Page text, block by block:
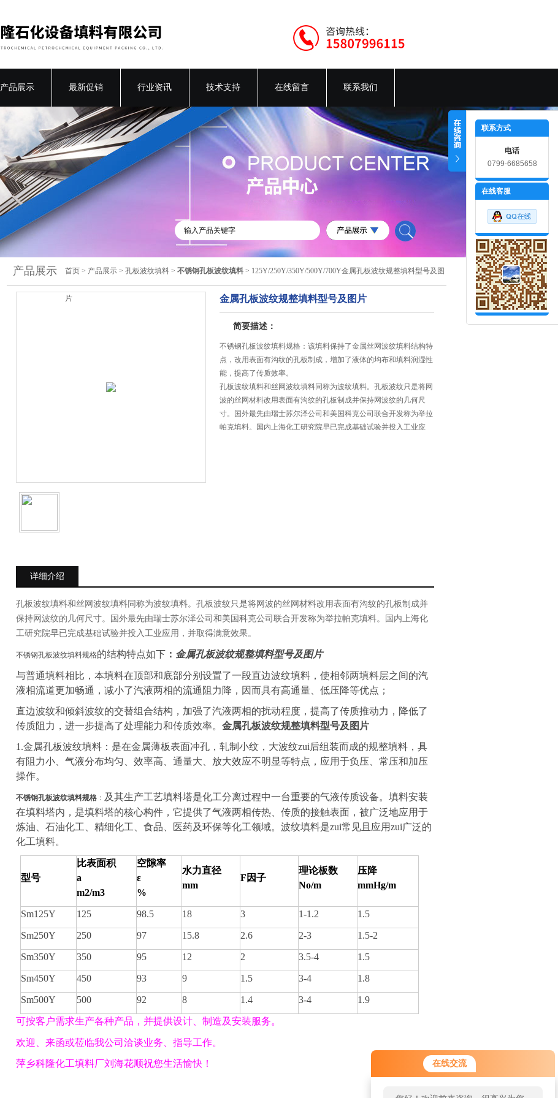
在线交流
产品展示 最新促销 行业资讯 技术支持 在线留言 联系我们
产品展示 首页 > 产品展示 > 孔板波纹填料 > 不锈钢孔板波纹填料 > 125Y/250Y/350Y/500Y/700Y金属孔板波纹规整填料型号及图
片 金属孔板波纹规整填料型号及图片
简要描述：
不锈钢孔板波纹填料规格：该填料保持了金属丝网波纹填料结构特
点，改用表面有沟纹的孔板制成，增加了液体的均布和填料润湿性
能，提高了传质效率。
孔板波纹填料和丝网波纹填料同称为波纹填料。孔板波纹只是将网
波的丝网材料改用表面有沟纹的孔板制成并保持网波纹的几何尺
寸。国外最先由瑞士苏尔泽公司和美国科克公司联合开发称为举拉
帕克填料。国内上海化工研究院早已完成基础试验并投入工业应
详细介绍
孔板波纹填料和丝网波纹填料同称为波纹填料。孔板波纹只是将网波的丝网材料改用表面有沟纹的孔板制成并
保持网波纹的几何尺寸。国外最先由瑞士苏尔泽公司和美国科克公司联合开发称为举拉帕克填料。国内上海化
工研究院早已完成基础试验并投入工业应用，并取得满意效果。
不锈钢孔板波纹填料规格的结构特点如下 ： 金属孔板波纹规整填料型号及图片
与普通填料相比，本填料在顶部和底部分别设置了一段直边波纹填料，使相邻两填料层之间的汽
液相流道更加畅通，减小了汽液两相的流通阻力降，因而具有高通量、低压降等优点；
直边波纹和倾斜波纹的交替组合结构，加强了汽液两相的扰动程度，提高了传质推动力，降低了
传质阻力，进一步提高了处理能力和传质效率。 金属孔板波纹规整填料型号及图片
1.金属孔板波纹填料：是在金属薄板表面冲孔，轧制小纹，大波纹zui后组装而成的规整填料，具
有阻力小、气液分布均匀、效率高、通量大、放大效应不明显等特点，应用于负压、常压和加压
操作。
不锈钢孔板波纹填料规格 ： 及其生产工艺填料塔是化工分离过程中一台重要的气液传质设备。填料安装
在填料塔内，是填料塔的核心构件，它提供了气液两相传热、传质的接触表面，被广泛地应用于
炼油、石油化工、精细化工、食品、医药及环保等化工领域。波纹填料是zui常见且应用zui广泛的
化工填料。
型号
比表面积
a
m2/m3
空隙率
ε
%
水力直径
mm
F因子
理论板数
No/m
压降
mmHg/m
Sm125Y 125 98.5 18 3 1-1.2 1.5
Sm250Y 250 97 15.8 2.6 2-3 1.5-2
Sm350Y 350 95 12 2 3.5-4 1.5
Sm450Y 450 93 9 1.5 3-4 1.8
Sm500Y 500 92 8 1.4 3-4 1.9
可按客户需求生产各种产品，并提供设计、制造及安装服务。
欢迎
、来函或莅临我公司洽谈业务、指导工作。
萍乡科隆化工填料厂刘海花顺祝您生活愉快！
联系方式
电话
0799-6685658
在线客服